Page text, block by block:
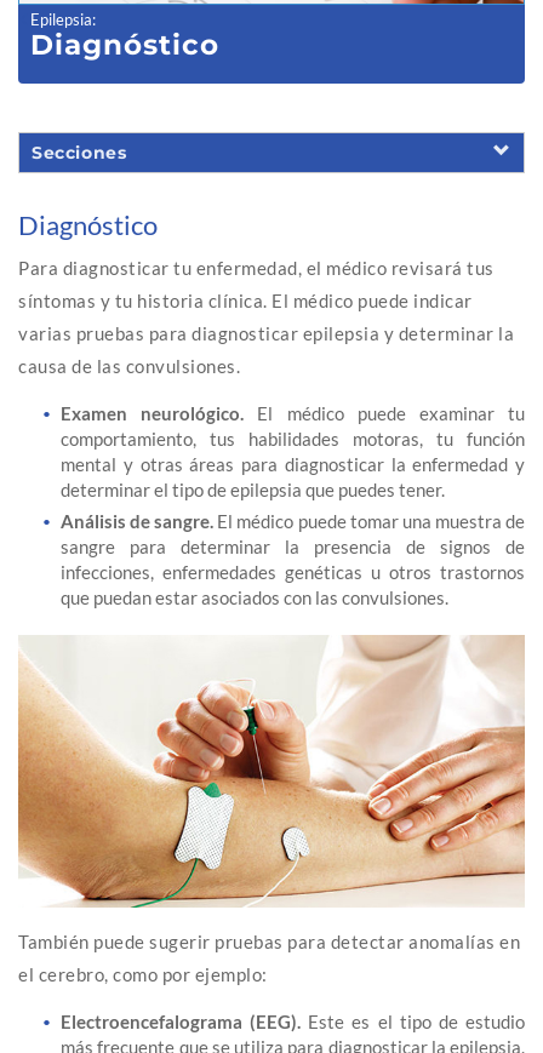
Epilepsia:
Diagnóstico
Secciones
Diagnóstico
Para diagnosticar tu enfermedad, el médico revisará tus
síntomas y tu historia clínica. El médico puede indicar
varias pruebas para diagnosticar epilepsia y determinar la
causa de las convulsiones.
Examen neurológico. El médico puede examinar tu
comportamiento, tus habilidades motoras, tu función
mental y otras áreas para diagnosticar la enfermedad y
determinar el tipo de epilepsia que puedes tener.
Análisis de sangre. El médico puede tomar una muestra de
sangre para determinar la presencia de signos de
infecciones, enfermedades genéticas u otros trastornos
que puedan estar asociados con las convulsiones.
También puede sugerir pruebas para detectar anomalías en
el cerebro, como por ejemplo:
Electroencefalograma (EEG). Este es el tipo de estudio
más frecuente que se utiliza para diagnosticar la epilepsia.